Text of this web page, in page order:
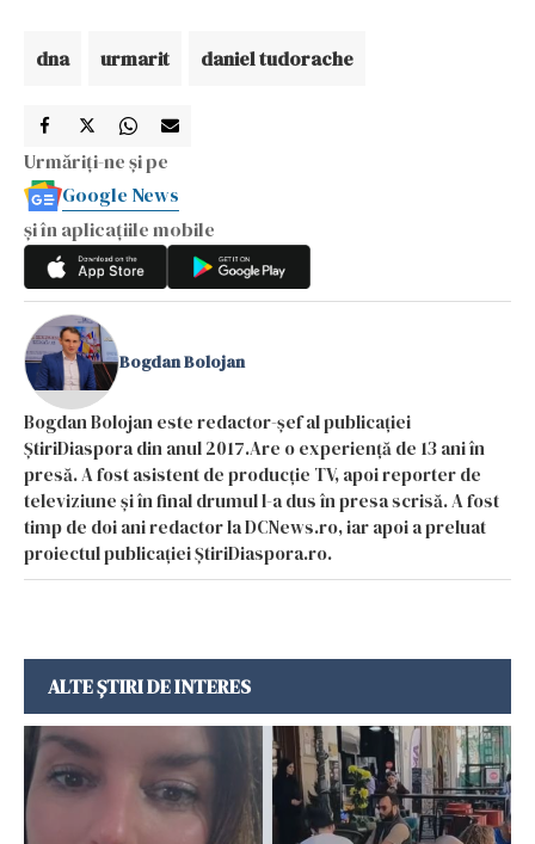
dna urmarit daniel tudorache
Urmăriți-ne și pe
Google News
și în aplicațiile mobile
Bogdan Bolojan
Bogdan Bolojan este redactor-șef al publicației
ȘtiriDiaspora din anul 2017.Are o experiență de 13 ani în
presă. A fost asistent de producție TV, apoi reporter de
televiziune și în final drumul l-a dus în presa scrisă. A fost
timp de doi ani redactor la DCNews.ro, iar apoi a preluat
proiectul publicației ȘtiriDiaspora.ro.
ALTE ȘTIRI DE INTERES